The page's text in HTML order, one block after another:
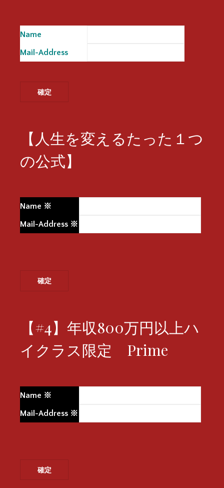
Name
Mail-Address
【人生を変えるたった１つ
の公式】
Name ※
Mail-Address ※
【#4】年収800万円以上ハ
イクラス限定 Prime
Name ※
Mail-Address ※